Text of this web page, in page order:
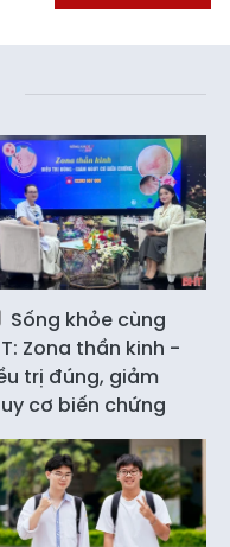
Sống khỏe cùng
Zona thần kinh -
trị đúng, giảm
cơ biến chứng